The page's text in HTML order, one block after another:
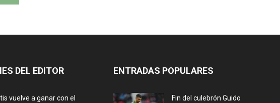
DEL EDITOR
vuelve a ganar con el
ENTRADAS POPULARES
Fin del culebrón Guido